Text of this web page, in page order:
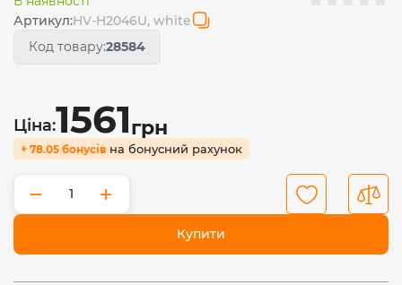
Артикул:HV-H2046U, white
Код товару:28584
Ціна:1561грн
+ 78.05 бонусів на бонусний рахунок
− +
Купити